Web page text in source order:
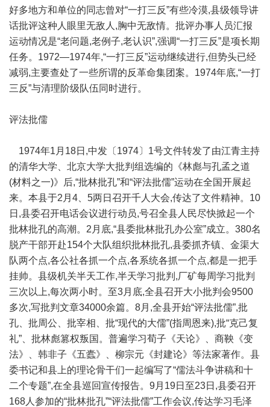
好多地方和单位的同志曾对“一打三反”有些冷漠,县级领导讲
话批评这种人眼里无敌人,胸中无敌情。批评办事人员汇报
运动情况是“老问题,老例子,老认识”,强调“一打三反”是项长期
任务。1972—1974年,“一打三反”运动继续进行,但势头已经
减弱,主要查处了一些所谓的反革命集团案。1974年底,“一打
三反”与清理阶级队伍同时进行。
评法批儒
1974年1月18日,中发〔1974〕1号文件转发了由江青主持
的清华大学、北京大学大批判组选编的《林彪与孔孟之道
(材料之一)》后,“批林批孔”和“评法批儒”运动在全国开展起
来。本县于2月4、5两日召开千人大会,传达了文件精神。10
日,县委召开电话会议进行动员,号召全县人民尽快掀起一个
批林批孔的高潮。2月底,“县委批林批孔办公室”成立。380名
脱产干部开赴154个大队组织批林批孔,县委抓齐镇、金渠大
队两个点,各公社各抓一个点,各系统各抓一个点,都是一把手
挂帅。县级机关半天工作,半天学习批判,厂矿每周学习批判
三次以上,每次两小时。至3月底,全县召开大小批判会9500
多次,写批判文章34000余篇。8月,全县开始“评法批儒”,批
孔、批周公、批宰相、批“现代的大儒”(指周恩来),批“克己复
礼”、批林彪篡权叛国。普遍学习荀子《天论》、商鞅《变
法》、韩非子《五蠹》、柳宗元《封建论》等法家著作。县
委书记和县上的理论骨干们一起编写了“儒法斗争讲稿和十
二个专题”,在全县巡回宣传报告。9月19日至23日,县委召开
168人参加的“批林批孔”“评法批儒”工作会议,传达学习毛泽